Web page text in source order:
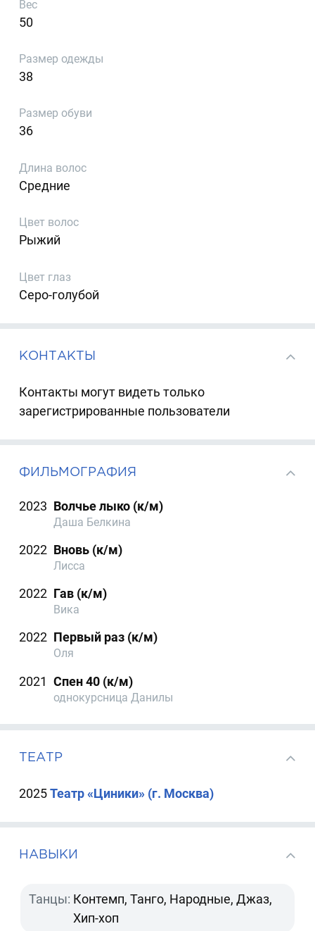
Вес
50
Размер одежды
38
Размер обуви
36
Длина волос
Средние
Цвет волос
Рыжий
Цвет глаз
Серо-голубой
КОНТАКТЫ
Контакты могут видеть только
зарегистрированные пользователи
ФИЛЬМОГРАФИЯ
2023 Волчье лыко (к/м)
Даша Белкина
2022 Вновь (к/м)
Лисса
2022 Гав (к/м)
Вика
2022 Первый раз (к/м)
Оля
2021 Спен 40 (к/м)
однокурсница Данилы
ТЕАТР
2025Театр «Циники» (г. Москва)
НАВЫКИ
Танцы: Контемп, Танго, Народные, Джаз,
Хип-хоп